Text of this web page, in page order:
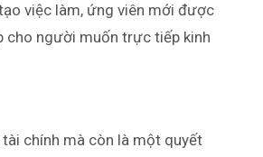
việc làm, ứng viên mới được
cho người muốn trực tiếp kinh
chính mà còn là một quyết